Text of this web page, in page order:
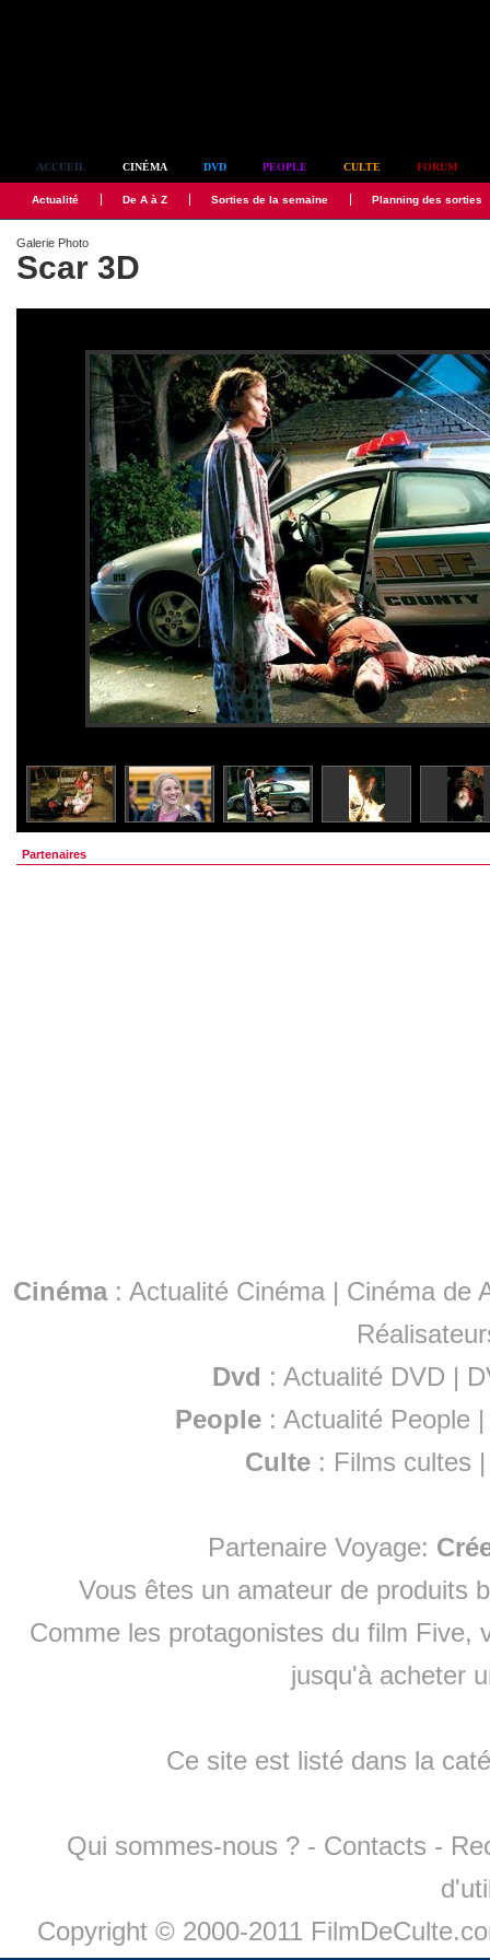
ACCUEIL CINÉMA DVD PEOPLE CULTE FORUM
Actualité De A à Z Sorties de la semaine Planning des sorties
Galerie Photo
Scar 3D
Partenaires
Cinéma: Actualité Cinéma | Cinéma de
Dvd : Actualité DVD |
People :Actualité People
Culte : Films cultes
Partenaire Voyage:
Vous êtes un amateur de produits
Comme les protagonistes du film Five,
jusqu'à acheter
Ce site est listé dans la
Qui sommes-nous ? - Contacts -
Copyright © 2000-2011